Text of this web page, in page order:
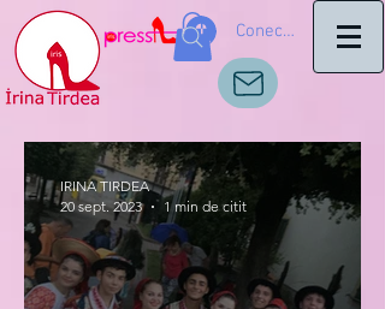
Conectează-te
IRINA TIRDEA
20 sept. 2023
1 min de citit